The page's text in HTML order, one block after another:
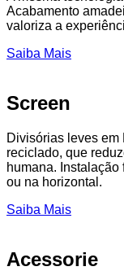
Acabamento
valoriza a
Saiba Mais
Screen
Divisórias leves
reciclado, que
humana. Instalação
ou na horizontal.
Saiba Mais
Acessorie